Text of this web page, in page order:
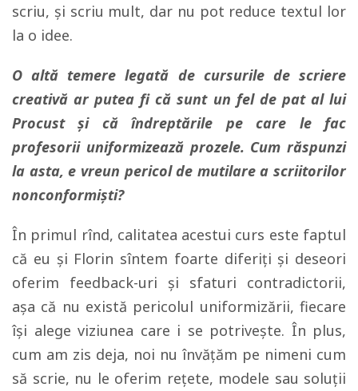
scriu, şi scriu mult, dar nu pot reduce textul lor
la o idee.
O altă temere legată de cursurile de scriere
creativă ar putea fi că sunt un fel de pat al lui
Procust și că îndreptările pe care le fac
profesorii uniformizează prozele. Cum răspunzi
la asta, e vreun pericol de mutilare a scriitorilor
nonconformiști?
În primul rînd, calitatea acestui curs este faptul
că eu şi Florin sîntem foarte diferiţi şi deseori
oferim feedback-uri şi sfaturi contradictorii,
aşa că nu există pericolul uniformizării, fiecare
îşi alege viziunea care i se potriveşte. În plus,
cum am zis deja, noi nu învăţăm pe nimeni cum
să scrie, nu le oferim reţete, modele sau soluţii